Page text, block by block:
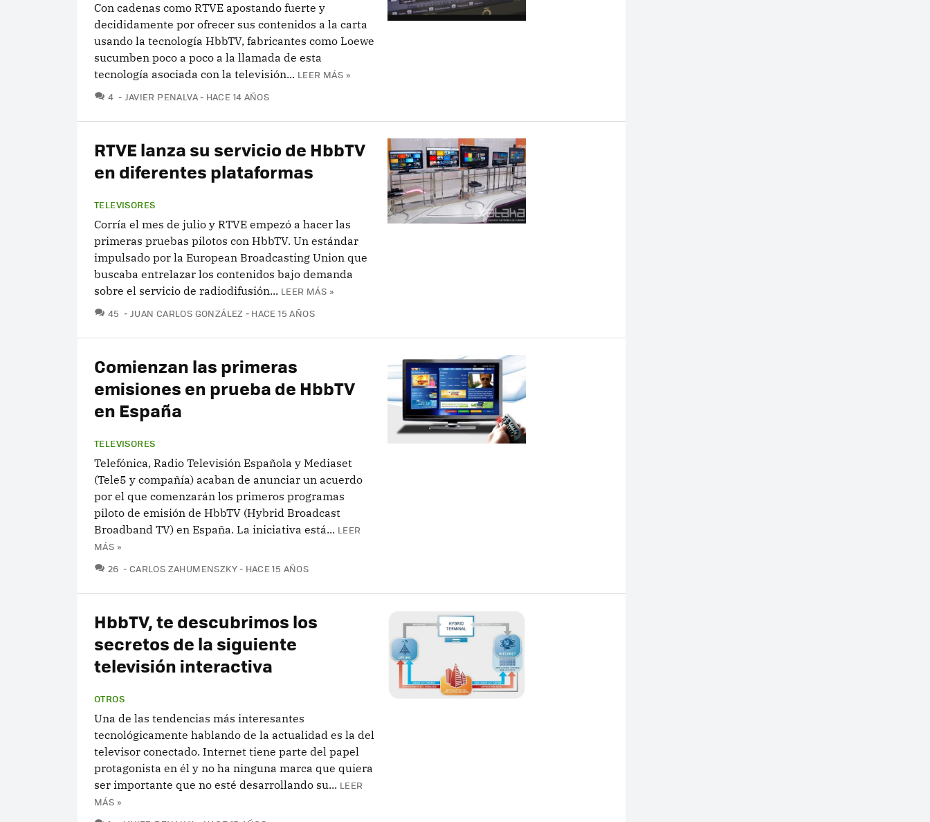
Con cadenas como RTVE apostando fuerte y
decididamente por ofrecer sus contenidos a la carta
usando la tecnología HbbTV, fabricantes como Loewe
sucumben poco a poco a la llamada de esta
tecnología asociada con la televisión... LEER MÁS »
4 COMENTARIOS
JAVIER PENALVA HACE 14 AÑOS
RTVE lanza su servicio de HbbTV
en diferentes plataformas
TELEVISORES
Corría el mes de julio y RTVE empezó a hacer las
primeras pruebas pilotos con HbbTV. Un estándar
impulsado por la European Broadcasting Union que
buscaba entrelazar los contenidos bajo demanda
sobre el servicio de radiodifusión... LEER MÁS »
45 COMENTARIOS
JUAN CARLOS GONZÁLEZ HACE 15 AÑOS
Comienzan las primeras
emisiones en prueba de HbbTV
en España
TELEVISORES
Telefónica, Radio Televisión Española y Mediaset
(Tele5 y compañía) acaban de anunciar un acuerdo
por el que comenzarán los primeros programas
piloto de emisión de HbbTV (Hybrid Broadcast
Broadband TV) en España. La iniciativa está... LEER
MÁS »
26 COMENTARIOS
CARLOS ZAHUMENSZKY HACE 15 AÑOS
HbbTV, te descubrimos los
secretos de la siguiente
televisión interactiva
OTROS
Una de las tendencias más interesantes
tecnológicamente hablando de la actualidad es la del
televisor conectado. Internet tiene parte del papel
protagonista en él y no ha ninguna marca que quiera
ser importante que no esté desarrollando su... LEER
MÁS »